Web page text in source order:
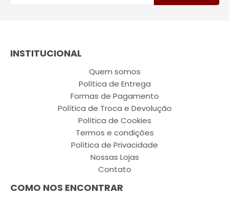
INSTITUCIONAL
Quem somos
Política de Entrega
Formas de Pagamento
Política de Troca e Devolução
Política de Cookies
Termos e condições
Política de Privacidade
Nossas Lojas
Contato
COMO NOS ENCONTRAR